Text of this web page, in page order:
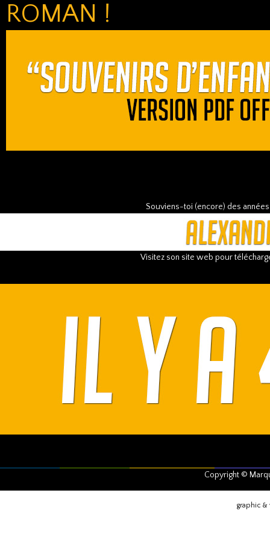
ROMAN !
Souviens-toi (encore) des
Visitez son site web pour
Copyright ©
graphic &